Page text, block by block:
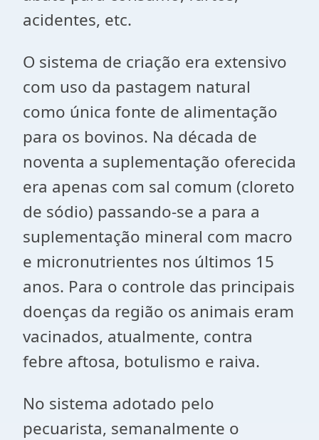
acidentes, etc.
O sistema de criação era extensivo
com uso da pastagem natural
como única fonte de alimentação
para os bovinos. Na década de
noventa a suplementação oferecida
era apenas com sal comum (cloreto
de sódio) passando-se a para a
suplementação mineral com macro
e micronutrientes nos últimos 15
anos. Para o controle das principais
doenças da região os animais eram
vacinados, atualmente, contra
febre aftosa, botulismo e raiva.
No sistema adotado pelo
pecuarista, semanalmente o